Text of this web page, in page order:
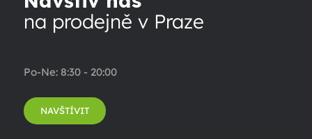
na prodejně v Praze
Po-Ne: 8:30 - 20:00
NAVŠTÍVIT